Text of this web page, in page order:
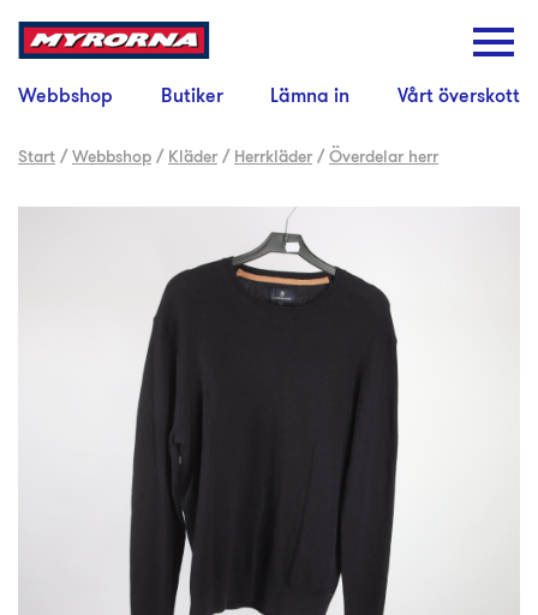
Webbshop Butiker Lämna in Vårt överskott
Start /Webbshop / Kläder / Herrkläder /Överdelar herr